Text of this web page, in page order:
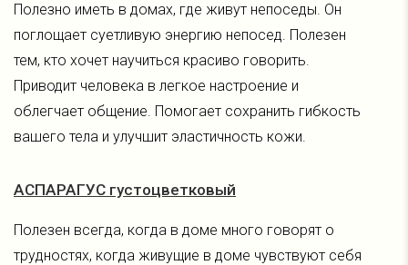
Полезно иметь в домах, где живут непоседы. Он
поглощает суетливую энергию непосед. Полезен
тем, кто хочет научиться красиво говорить.
Приводит человека в легкое настроение и
облегчает общение. Помогает сохранить гибкость
вашего тела и улучшит эластичность кожи.
АСПАРАГУС густоцветковый
Полезен всегда, когда в доме много говорят о
трудностях, когда живущие в доме чувствуют себя